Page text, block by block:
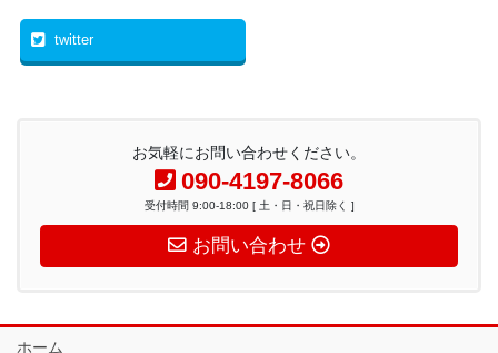
twitter
お気軽にお問い合わせください。
090-4197-8066
受付時間 9:00-18:00 [ 土・日・祝日除く ]
お問い合わせ
ホーム